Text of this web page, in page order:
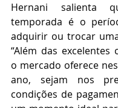
Hernani salienta
temporada é o
adquirir ou trocar
“Além das excelentes
o mercado oferece
ano, sejam nos
condições de